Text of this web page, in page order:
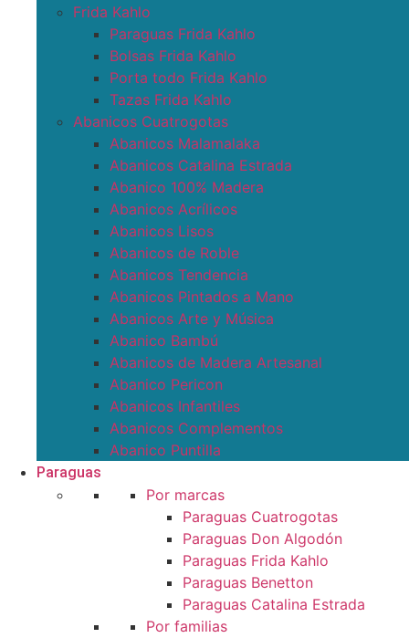
Frida Kahlo
Paraguas Frida Kahlo
Bolsas Frida Kahlo
Porta todo Frida Kahlo
Tazas Frida Kahlo
Abanicos Cuatrogotas
Abanicos Malamalaka
Abanicos Catalina Estrada
Abanico 100% Madera
Abanicos Acrílicos
Abanicos Lisos
Abanicos de Roble
Abanicos Tendencia
Abanicos Pintados a Mano
Abanicos Arte y Música
Abanico Bambú
Abanicos de Madera Artesanal
Abanico Pericon
Abanicos Infantiles
Abanicos Complementos
Abanico Puntilla
Paraguas
Por marcas
Paraguas Cuatrogotas
Paraguas Don Algodón
Paraguas Frida Kahlo
Paraguas Benetton
Paraguas Catalina Estrada
Por familias